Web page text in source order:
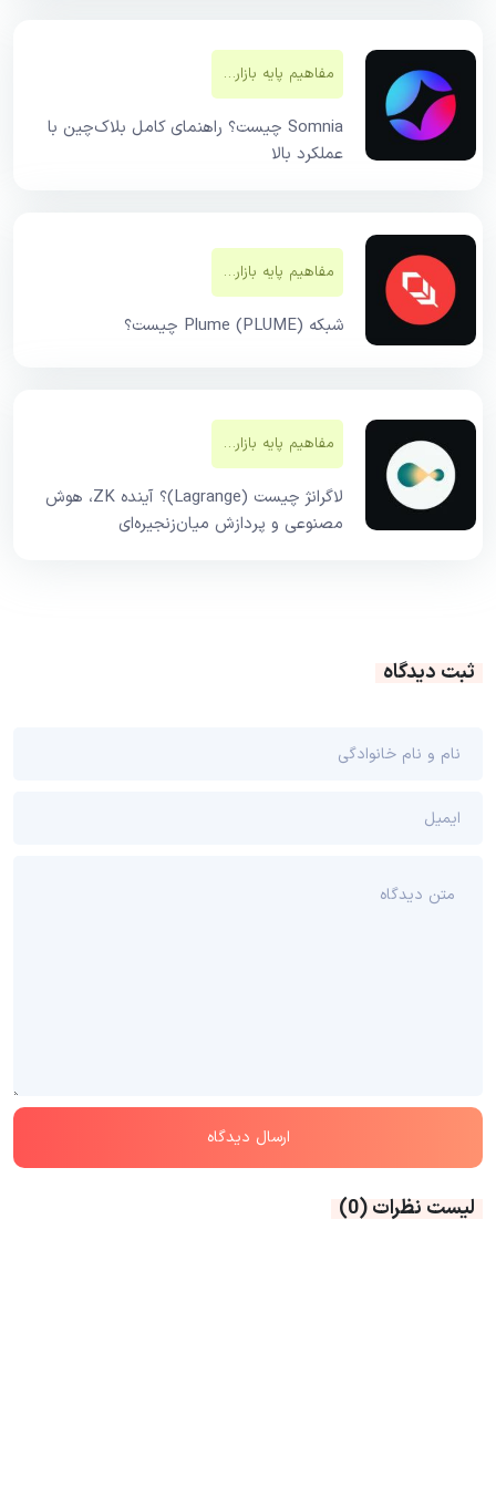
مفاهیم پایه بازار‌های مالی
Somnia چیست؟ راهنمای کامل بلاک‌چین با
عملکرد بالا
مفاهیم پایه بازار‌های مالی
شبکه Plume (PLUME) چیست؟
مفاهیم پایه بازار‌های مالی
لاگرانژ چیست (Lagrange)؟ آینده ZK، هوش
مصنوعی و پردازش میان‌زنجیره‌ای
ثبت دیدگاه
لیست نظرات(0)